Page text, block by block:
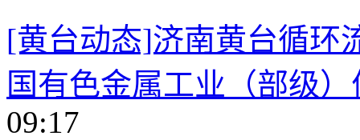
[黄台动态]济南黄台循环
国有色金属工业（部级
09:17